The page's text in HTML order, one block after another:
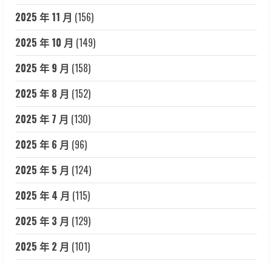
2025 年 11 月 (156)
2025 年 10 月 (149)
2025 年 9 月 (158)
2025 年 8 月 (152)
2025 年 7 月 (130)
2025 年 6 月 (96)
2025 年 5 月 (124)
2025 年 4 月 (115)
2025 年 3 月 (129)
2025 年 2 月 (101)